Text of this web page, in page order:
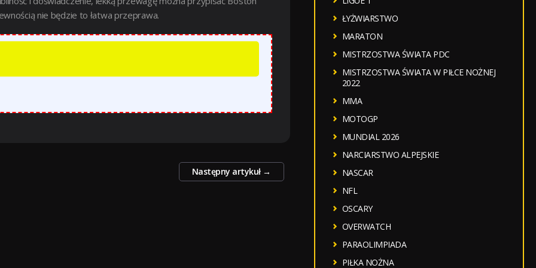
nie będzie to łatwa przeprawa.
Następny artykuł →
ŁYŻWIARSTWO
MARATON
MISTRZOSTWA ŚWIATA PDC
MISTRZOSTWA ŚWIATA W PIŁCE NOŻNEJ
2022
MMA
MOTOGP
MUNDIAL 2026
NARCIARSTWO ALPEJSKIE
NASCAR
NFL
OSCARY
OVERWATCH
PARAOLIMPIADA
PIŁKA NOŻNA